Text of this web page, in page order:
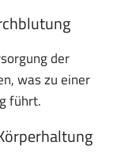
der
was zu einer
führt.